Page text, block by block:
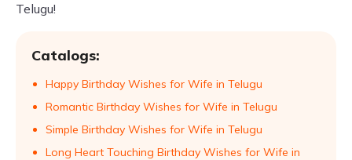
Telugu!
Catalogs:
Happy Birthday Wishes for Wife in Telugu
Romantic Birthday Wishes for Wife in Telugu
Simple Birthday Wishes for Wife in Telugu
Long Heart Touching Birthday Wishes for Wife in